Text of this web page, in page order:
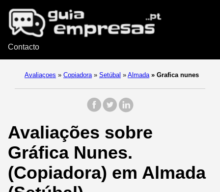
Contacto
Avaliaçoes » Copiadora » Setúbal » Almada » Grafica nunes
Avaliações sobre
Gráfica Nunes.
(Copiadora) em Almada